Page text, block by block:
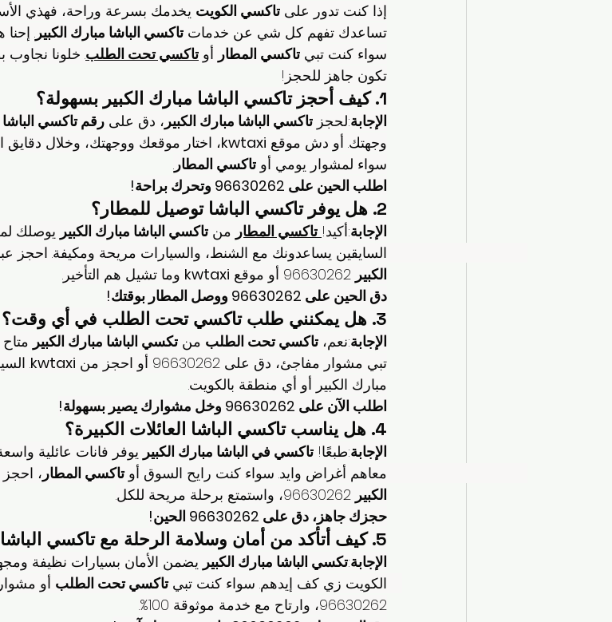
إذا كنت تدور على تاكسي الكويت يخدمك بسرعة وراحة، فهذي
تساعدك تفهم كل شي عن خدمات تاكسي الباشا مبارك الكبير.
سواء كنت تبي تاكسي المطار أو تاكسي تحت الطلب. خلونا
تكون جاهز للحجز!
1. كيف أحجز تاكسي الباشا مبارك الكبير بسهولة؟
الإجابة:لحجز تاكسي الباشا مبارك الكبير ، دق على رقم تاكسي الباشا
وجهتك. أو دش موقع kwtaxi
سواء لمشوار يومي أو تاكسي المطار.
اطلب الحين على 96630262 وتحرك براحة!
2. هل يوفر تاكسي الباشا توصيل للمطار؟
الإجابة:أكيد! تاكسي المطار من تاكسي الباشا مبارك الكبير يوصلك
السايقين يساعدونك مع الشنط، والسيارات مريحة ومكيفة. احجز
الكبير
kwtaxi وما تشيل هم التأخير.
دق الحين على 96630262 ووصل المطار بوقتك!
3. هل يمكنني طلب تاكسي تحت الطلب في أي وقت؟
الإجابة:نعم، تاكسي تحت الطلب من تكسي الباشا مبارك الكبير
تبي مشوار مفاجئ، دق على 96630262 أو احجز من
kwtaxi
.
مبارك الكبير أو أي منطقة بالكويت.
اطلب الآن على 96630262 وخل مشوارك يصير بسهولة!
4. هل يناسب تاكسي الباشا العائلات الكبيرة؟
الإجابة:طبعًا! تاكسي في الباشا مبارك الكبير يوفر فانات عائلية
معاهم أغراض وايد. سواء كنت رايح السوق أو تاكسي المطار ، احجز
الكبير
حجزك جاهز، دق على 96630262 الحين!
5. كيف أتأكد من أمان وسلامة الرحلة مع تاكسي الباشا؟
الإجابة:تكسي الباشا مبارك الكبير يضمن الأمان بسيارات نظيفة
الكويت زي كف إيدهم. سواء كنت تبي تاكسي تحت الطلب أو
96630262، وارتاح مع خدمة موثوقة 100%.